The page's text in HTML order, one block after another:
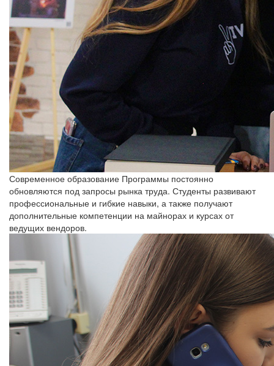
Современное образование Программы постоянно
обновляются под запросы рынка труда. Студенты развивают
профессиональные и гибкие навыки, а также получают
дополнительные компетенции на майнорах и курсах от
ведущих вендоров.